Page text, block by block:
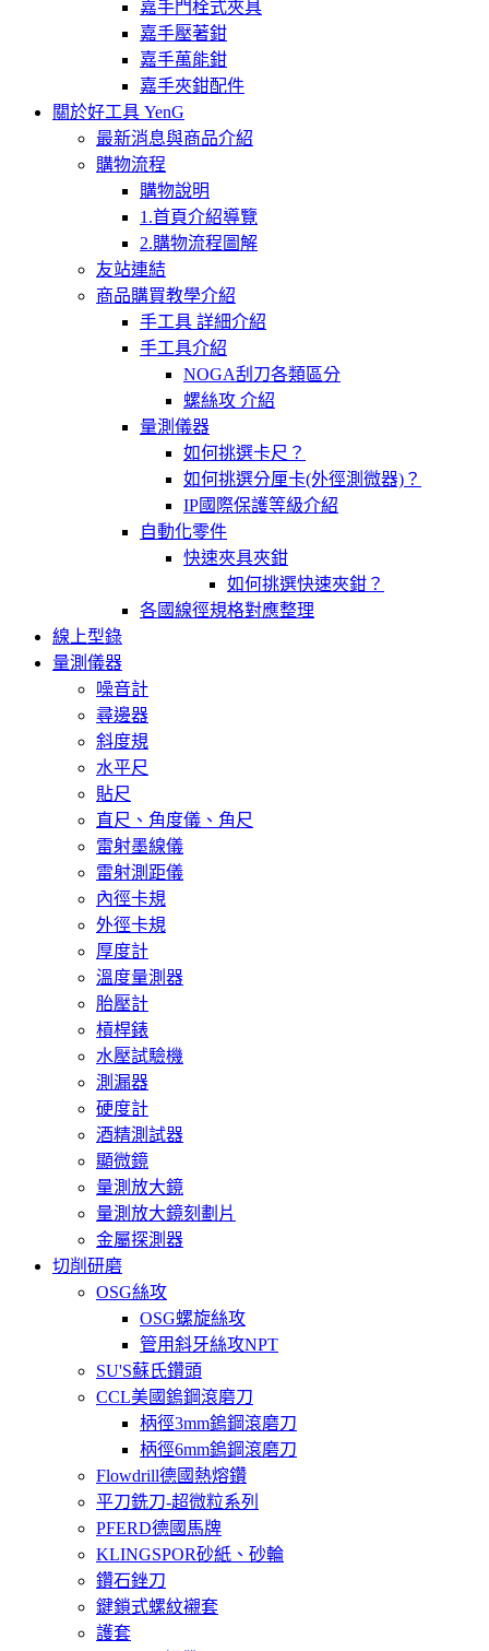
嘉手門栓式夾具
嘉手壓著鉗
嘉手萬能鉗
嘉手夾鉗配件
關於好工具 YenG
最新消息與商品介紹
購物流程
購物說明
1.首頁介紹導覽
2.購物流程圖解
友站連結
商品購買教學介紹
手工具 詳細介紹
手工具介紹
NOGA刮刀各類區分
螺絲攻 介紹
量測儀器
如何挑選卡尺？
如何挑選分厘卡(外徑測微器)？
IP國際保護等級介紹
自動化零件
快速夾具夾鉗
如何挑選快速夾鉗？
各國線徑規格對應整理
線上型錄
量測儀器
噪音計
尋邊器
斜度規
水平尺
貼尺
直尺、角度儀、角尺
雷射墨線儀
雷射測距儀
內徑卡規
外徑卡規
厚度計
溫度量測器
胎壓計
槓桿錶
水壓試驗機
測漏器
硬度計
酒精測試器
顯微鏡
量測放大鏡
量測放大鏡刻劃片
金屬探測器
切削研磨
OSG絲攻
OSG螺旋絲攻
管用斜牙絲攻NPT
SU'S蘇氏鑽頭
CCL美國鎢鋼滾磨刀
柄徑3mm鎢鋼滾磨刀
柄徑6mm鎢鋼滾磨刀
Flowdrill德國熱熔鑽
平刀銑刀-超微粒系列
PFERD德國馬牌
KLINGSPOR砂紙、砂輪
鑽石銼刀
鍵鎖式螺紋襯套
護套